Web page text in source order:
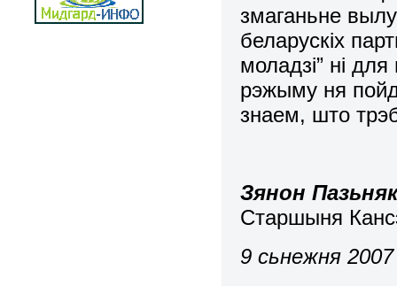
змаганьне
беларускіх
моладзі” ні
рэжыму ня
знаем, што
Зянон
Старшыня
9 сьнежня